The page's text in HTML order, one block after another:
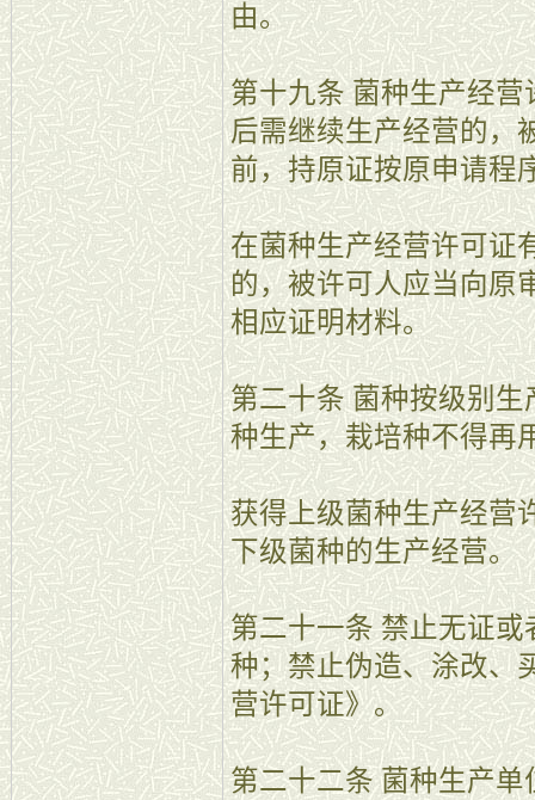
由。
第十九条 菌种生产经
后需继续生产经营的，
前，持原证按原申请程
在菌种生产经营许可证
的，被许可人应当向原
相应证明材料。
第二十条 菌种按级别
种生产，栽培种不得再
获得上级菌种生产经营
下级菌种的生产经营。
第二十一条 禁止无证
种；禁止伪造、涂改、
营许可证》。
第二十二条 菌种生产